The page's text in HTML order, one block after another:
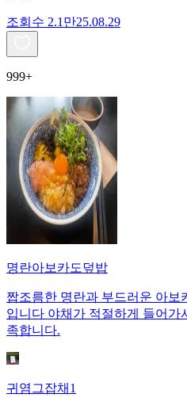
조회수 2.1만25.08.29
999+
명란아보카도덮밥
짭조름한 명란과 부드러운 아보
입니다 야채가 적절하게 들어가
족합니다.
귀염그잡채1